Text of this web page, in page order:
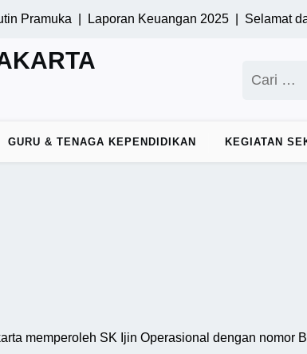
|Laporan Keuangan 2025 |Selamat
untuk:
GURU & TENAGA KEPENDIDIKAN KEGIATAN
memperoleh SK Ijin Operasional dengan nomor